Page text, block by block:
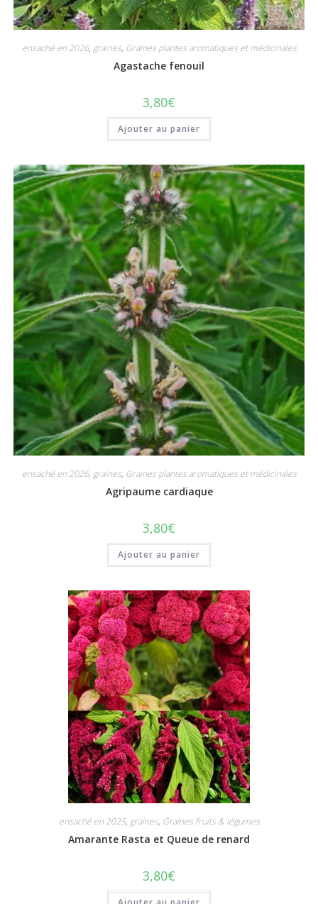
ensaché en 2026, graines, Graines plantes aromatiques et médicinales
Agastache fenouil
3,80€
Ajouter au panier
ensaché en 2026, graines, Graines plantes aromatiques et médicinales
Agripaume cardiaque
3,80€
Ajouter au panier
ensaché en 2025, graines, Graines fruits & légumes
Amarante Rasta et Queue de renard
3,80€